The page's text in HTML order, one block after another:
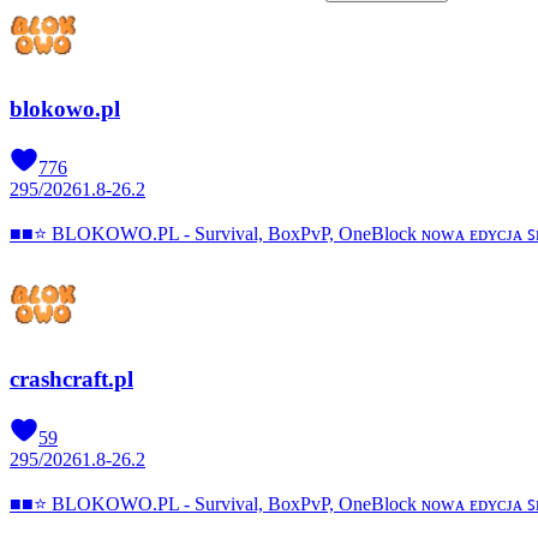
blokowo.pl
776
295/20261.8-26.2
■■⭐ BLOKOWO.PL - Survival, BoxPvP, OneBlock ɴᴏᴡᴀ ᴇᴅʏᴄᴊᴀ
crashcraft.pl
59
295/20261.8-26.2
■■⭐ BLOKOWO.PL - Survival, BoxPvP, OneBlock ɴᴏᴡᴀ ᴇᴅʏᴄᴊᴀ